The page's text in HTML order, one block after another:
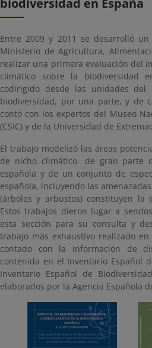
biodiversidad en España
Entre 2009 y 2011 se desarrolló
Ministerio de Agricultura,
realizar una primera evaluación del
climático sobre la biodiversidad
codirigido desde las unidades del
biodiversidad, por una parte, y de
contó con los expertos del Museo
(CSIC) y de la Universidad de
El trabajo modelizó las áreas
de nicho climático- de gran parte
española y de un conjunto de
española, incluyendo las
(árboles y arbustos) constituyen la
Estos trabajos dieron lugar a
esta sección para su consulta y
trabajo más exhaustivo realizado
contado con la información de
contenida en el Inventario Español
Inventario Español de
elaborados por la Agencia Española